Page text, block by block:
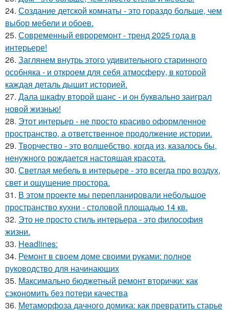
24. Создание детской комнаты - это гораздо больше, чем
выбор мебели и обоев.
25. Современный евроремонт - тренд 2025 года в
интерьере!
26. Заглянем внутрь этого удивительного старинного
особняка - и откроем для себя атмосферу, в которой
каждая деталь дышит историей.
27. Дала шкафу второй шанс - и он буквально заиграл
новой жизнью!
28. Этот интерьер - не просто красиво оформленное
пространство, а ответственное продолжение истории.
29. Творчество - это волшебство, когда из, казалось бы,
ненужного рождается настоящая красота.
30. Светлая мебель в интерьере - это всегда про воздух,
свет и ощущение простора.
31. В этом проекте мы перепланировали небольшое
пространство кухни - столовой площадью 14 кв.
32. Это не просто стиль интерьера - это философия
жизни.
33. Headlines:
34. Ремонт в своем доме своими руками: полное
руководство для начинающих
35. Максимально бюджетный ремонт вторички: как
сэкономить без потери качества
36. Метаморфоза дачного домика: как превратить старье